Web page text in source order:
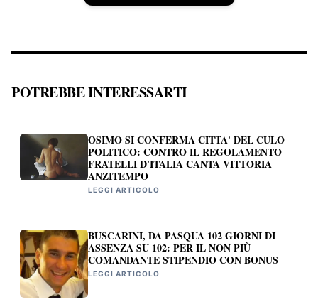
POTREBBE INTERESSARTI
OSIMO SI CONFERMA CITTA' DEL CULO
POLITICO: CONTRO IL REGOLAMENTO
FRATELLI D'ITALIA CANTA VITTORIA
ANZITEMPO
LEGGI ARTICOLO
BUSCARINI, DA PASQUA 102 GIORNI DI
ASSENZA SU 102: PER IL NON PIÙ
COMANDANTE STIPENDIO CON BONUS
LEGGI ARTICOLO